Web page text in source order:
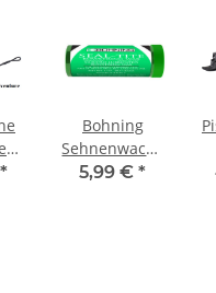
*
Bohning
Sehnenwachs
Seal Tite
5,99 €*